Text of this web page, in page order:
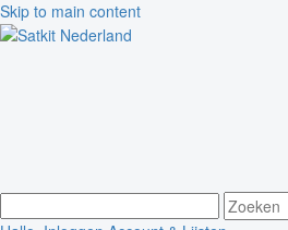
Skip to main content